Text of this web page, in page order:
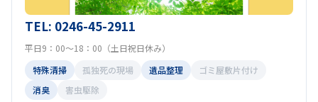
TEL: 0246-45-2911
平日9：00～18：00（土日祝日休み）
特殊清掃
孤独死の現場 遺品整理
ゴミ屋敷片付け
消臭
害虫駆除